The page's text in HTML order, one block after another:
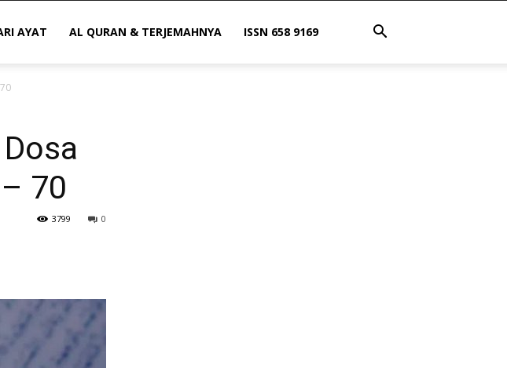
AYAT AL QURAN & TERJEMAHNYA ISSN 658 9169
70
0
3799